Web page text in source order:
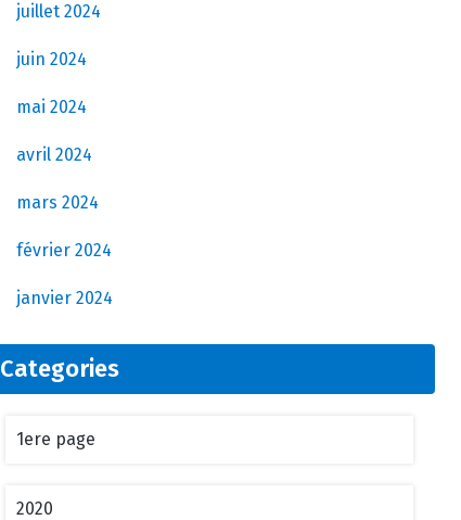
juillet 2024
juin 2024
mai 2024
avril 2024
mars 2024
février 2024
janvier 2024
Categories
1ere page
2020